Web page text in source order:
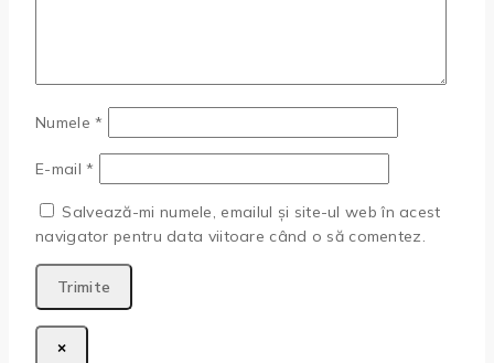
Numele*
E-mail*
Salvează-mi numele, emailul și site-ul web în acest
navigator pentru data viitoare când o să comentez.
×